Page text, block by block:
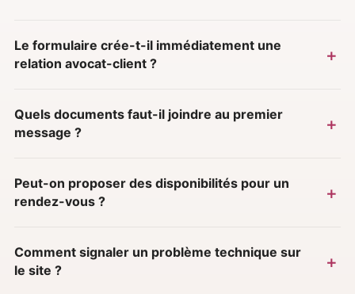
Le formulaire crée-t-il immédiatement une
relation avocat-client ?
Quels documents faut-il joindre au premier
message ?
Peut-on proposer des disponibilités pour un
rendez-vous ?
Comment signaler un problème technique sur
le site ?